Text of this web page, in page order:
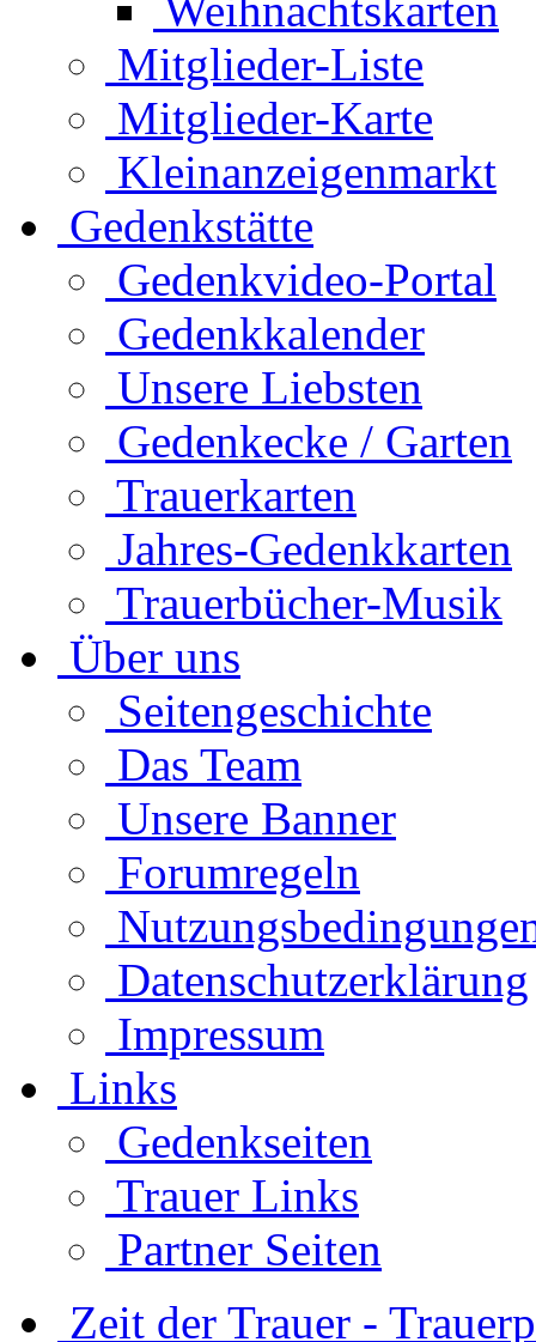
Mitglieder-Liste
Mitglieder-Karte
Kleinanzeigenmarkt
Gedenkstätte
Gedenkvideo-Portal
Gedenkkalender
Unsere Liebsten
Gedenkecke / Garten
Trauerkarten
Jahres-Gedenkkarten
Trauerbücher-Musik
Über uns
Seitengeschichte
Das Team
Unsere Banner
Forumregeln
Datenschutzerklärung
Impressum
Links
Gedenkseiten
Trauer Links
Partner Seiten
Zeit der Trauer -